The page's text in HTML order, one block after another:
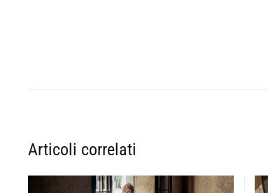
Articoli correlati